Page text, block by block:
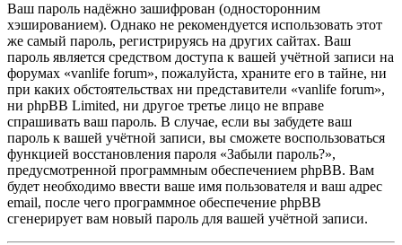
Ваш пароль надёжно зашифрован (односторонним
хэшированием). Однако не рекомендуется использовать этот
же самый пароль, регистрируясь на других сайтах. Ваш
пароль является средством доступа к вашей учётной записи на
форумах «vanlife forum», пожалуйста, храните его в тайне, ни
при каких обстоятельствах ни представители «vanlife forum»,
ни phpBB Limited, ни другое третье лицо не вправе
спрашивать ваш пароль. В случае, если вы забудете ваш
пароль к вашей учётной записи, вы сможете воспользоваться
функцией восстановления пароля «Забыли пароль?»,
предусмотренной программным обеспечением phpBB. Вам
будет необходимо ввести ваше имя пользователя и ваш адрес
email, после чего программное обеспечение phpBB
сгенерирует вам новый пароль для вашей учётной записи.